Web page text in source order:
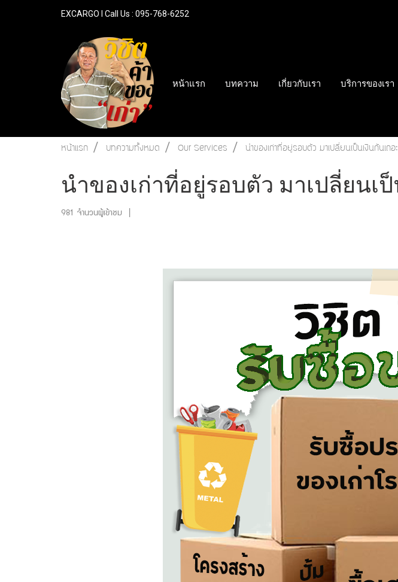
EXCARGO l Call Us : 095-768-6252
หน้าแรก บทความ เกี่ยวกับเรา บริการของเรา
หน้าแรก บทความทั้งหมด Our Services นำของเก่าที่อยู่รอบตัว มาเปลี่ยนเป็นเงินกันเถอ
นำของเก่าที่อยู่รอบตัว มาเปลี่ยนเ
981 จำนวนผู้เข้าชม